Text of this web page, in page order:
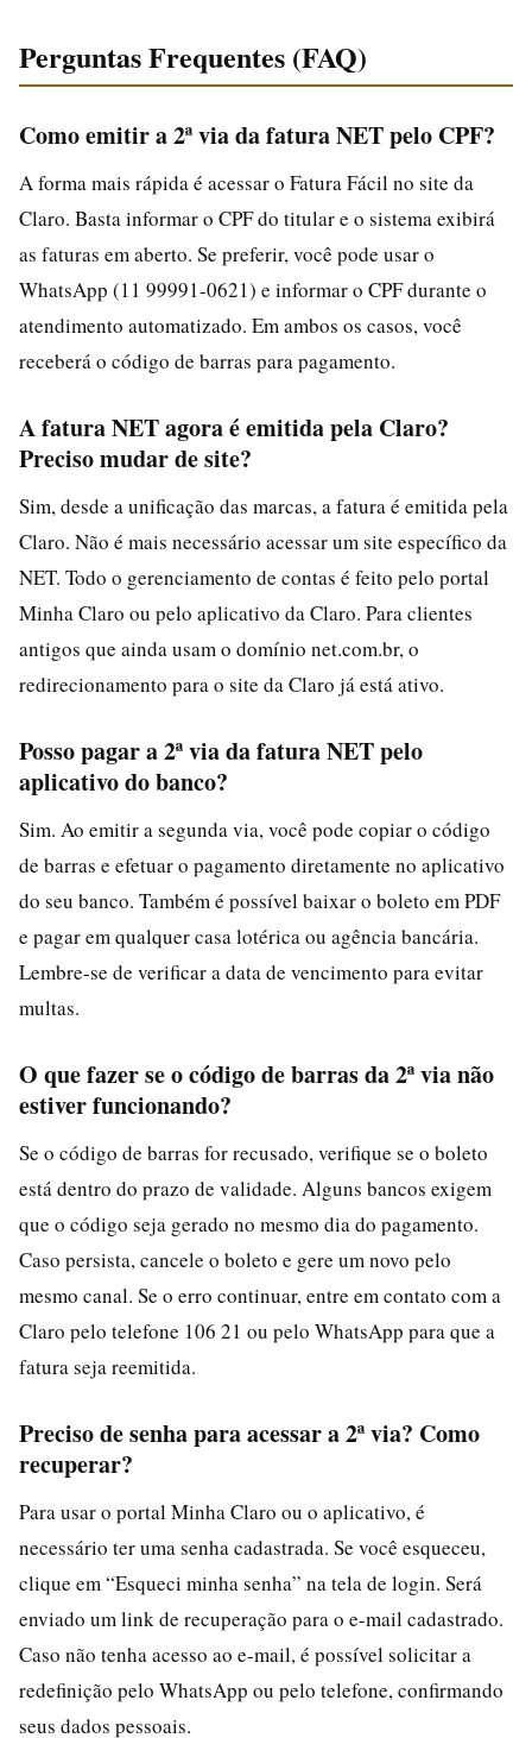
Perguntas Frequentes (FAQ)
Como emitir a 2ª via da fatura NET pelo CPF?
A forma mais rápida é acessar o Fatura Fácil no site da
Claro. Basta informar o CPF do titular e o sistema exibirá
as faturas em aberto. Se preferir, você pode usar o
WhatsApp (11 99991-0621) e informar o CPF durante o
atendimento automatizado. Em ambos os casos, você
receberá o código de barras para pagamento.
A fatura NET agora é emitida pela Claro?
Preciso mudar de site?
Sim, desde a unificação das marcas, a fatura é emitida pela
Claro. Não é mais necessário acessar um site específico da
NET. Todo o gerenciamento de contas é feito pelo portal
Minha Claro ou pelo aplicativo da Claro. Para clientes
antigos que ainda usam o domínio net.com.br, o
redirecionamento para o site da Claro já está ativo.
Posso pagar a 2ª via da fatura NET pelo
aplicativo do banco?
Sim. Ao emitir a segunda via, você pode copiar o código
de barras e efetuar o pagamento diretamente no aplicativo
do seu banco. Também é possível baixar o boleto em PDF
e pagar em qualquer casa lotérica ou agência bancária.
Lembre-se de verificar a data de vencimento para evitar
multas.
O que fazer se o código de barras da 2ª via não
estiver funcionando?
Se o código de barras for recusado, verifique se o boleto
está dentro do prazo de validade. Alguns bancos exigem
que o código seja gerado no mesmo dia do pagamento.
Caso persista, cancele o boleto e gere um novo pelo
mesmo canal. Se o erro continuar, entre em contato com a
Claro pelo telefone 106 21 ou pelo WhatsApp para que a
fatura seja reemitida.
Preciso de senha para acessar a 2ª via? Como
recuperar?
Para usar o portal Minha Claro ou o aplicativo, é
necessário ter uma senha cadastrada. Se você esqueceu,
clique em “Esqueci minha senha” na tela de login. Será
enviado um link de recuperação para o e-mail cadastrado.
Caso não tenha acesso ao e-mail, é possível solicitar a
redefinição pelo WhatsApp ou pelo telefone, confirmando
seus dados pessoais.